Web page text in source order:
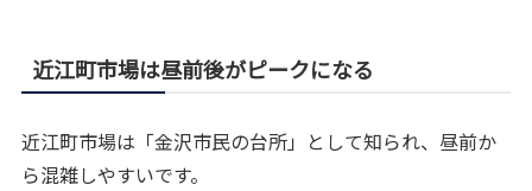
近江町市場は昼前後がピークになる
近江町市場は「金沢市民の台所」として知られ、昼前か
ら混雑しやすいです。